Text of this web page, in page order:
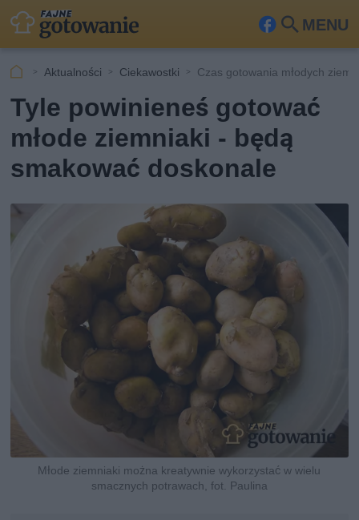
MENU
Fa
ook
Szu
kaj
Aktualności Ciekawostki Czas gotowania młodych
Tyle powinieneś gotować
młode ziemniaki - będą
smakować doskonale
Młode ziemniaki można kreatywnie wykorzystać w wielu
smacznych potrawach, fot. Paulina